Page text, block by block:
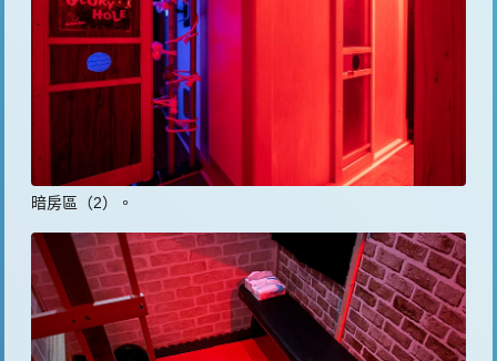
暗房區（2）。